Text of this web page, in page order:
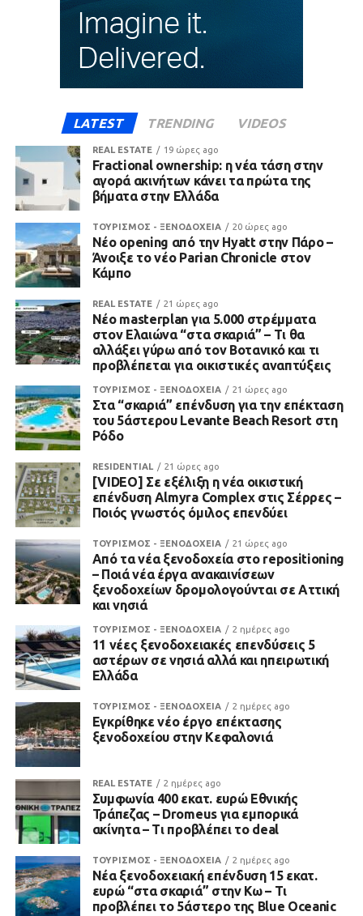
LATEST TRENDING VIDEOS
REAL ESTATE 19 ώρες ago
Fractional ownership: η νέα τάση στην
αγορά ακινήτων κάνει τα πρώτα της
βήματα στην Ελλάδα
ΤΟΥΡΙΣΜΟΣ - ΞΕΝΟΔΟΧΕΙΑ 20 ώρες ago
Νέο opening από την Hyatt στην Πάρο –
Άνοιξε το νέο Parian Chronicle στον
Κάμπο
REAL ESTATE 21 ώρες ago
Νέο masterplan για 5.000 στρέμματα
στον Ελαιώνα “στα σκαριά” – Τι θα
αλλάξει γύρω από τον Βοτανικό και τι
προβλέπεται για οικιστικές αναπτύξεις
ΤΟΥΡΙΣΜΟΣ - ΞΕΝΟΔΟΧΕΙΑ 21 ώρες ago
Στα “σκαριά” επένδυση για την επέκταση
του 5άστερου Levante Beach Resort στη
Ρόδο
RESIDENTIAL 21 ώρες ago
[VIDEO] Σε εξέλιξη η νέα οικιστική
επένδυση Almyra Complex στις Σέρρες –
Ποιός γνωστός όμιλος επενδύει
ΤΟΥΡΙΣΜΟΣ - ΞΕΝΟΔΟΧΕΙΑ 21 ώρες ago
Από τα νέα ξενοδοχεία στο repositioning
– Ποιά νέα έργα ανακαινίσεων
ξενοδοχείων δρομολογούνται σε Αττική
και νησιά
ΤΟΥΡΙΣΜΟΣ - ΞΕΝΟΔΟΧΕΙΑ 2 ημέρες ago
11 νέες ξενοδοχειακές επενδύσεις 5
αστέρων σε νησιά αλλά και ηπειρωτική
Ελλάδα
ΤΟΥΡΙΣΜΟΣ - ΞΕΝΟΔΟΧΕΙΑ 2 ημέρες ago
Εγκρίθηκε νέο έργο επέκτασης
ξενοδοχείου στην Κεφαλονιά
REAL ESTATE 2 ημέρες ago
Συμφωνία 400 εκατ. ευρώ Εθνικής
Τράπεζας – Dromeus για εμπορικά
ακίνητα – Τι προβλέπει το deal
ΤΟΥΡΙΣΜΟΣ - ΞΕΝΟΔΟΧΕΙΑ 2 ημέρες ago
Νέα ξενοδοχειακή επένδυση 15 εκατ.
ευρώ “στα σκαριά” στην Κω – Τι
προβλέπει το 5άστερο της Blue Oceanic